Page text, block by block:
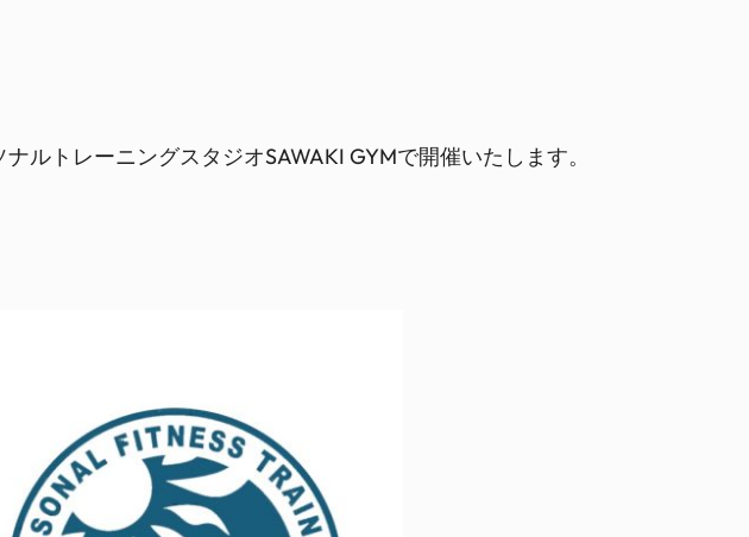
トレーニングスタジオSAWAKI GYMで開催いたします。